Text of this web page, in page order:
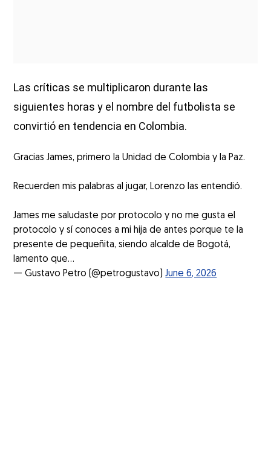
Las críticas se multiplicaron durante las
siguientes horas y el nombre del futbolista se
convirtió en tendencia en Colombia.
Gracias James, primero la Unidad de Colombia y la Paz.
Recuerden mis palabras al jugar, Lorenzo las entendió.
James me saludaste por protocolo y no me gusta el
protocolo y sí conoces a mi hija de antes porque te la
presente de pequeñita, siendo alcalde de Bogotá,
lamento que…
— Gustavo Petro (@petrogustavo)June 6, 2026